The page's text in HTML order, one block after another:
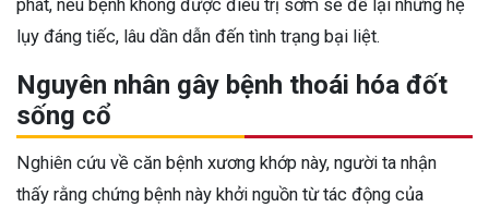
phát, nếu bệnh không được điều trị sớm sẽ để lại những hệ
lụy đáng tiếc, lâu dần dẫn đến tình trạng bại liệt.
Nguyên nhân gây bệnh thoái hóa đốt
sống cổ
Nghiên cứu về căn bệnh xương khớp này, người ta nhận
thấy rằng chứng bệnh này khởi nguồn từ tác động của